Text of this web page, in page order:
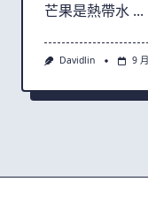
芒果是熱帶水 ...
Davidlin 9